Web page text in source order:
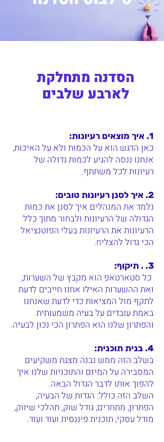
הסדנה מתחלקת
לארבע שלבים
1. איך מוצאים רעיונות:
כאן הדגש הוא על הכמות ולא על האיכות,
אנחנו ננסה להגיע לכמות גדולה של
רעיונות לכל משתתף.
2. איך לסנן רעיונות טובים:
נלמד את המנהלים איך לסנן את כמות
הגדולה של הרעיונות ולבחור מתוך כלל
הרעיונות את הרעיונות בעלי הפוטנציאל
הכי גדול להצליח.
3. . תיקוף:
כל סטארטאפ הוא מקבץ של השערות,
ואת ההשערות האילו אחנו חייבים לדעת
לתקף מול המציאות כדי לדעת שאנחנו
באמת עובדים על בעיה משמעותית
והפתרון שלנו הוא הפתרון הכי נכון לבעיה.
4. בנית תוכנית:
בשלב הזה ממש נבנה מצגת משקיעים
המסבירה על המיזם והתוכניות שלנו איך
להפוך אותו לדבר הגדול הבאה.
השלב הזה כולל: הגדות של הבעיה,
הפתרון, מתחרים, גודל שוק, תהלכי שיווק,
מודל עסקי, תוכנית פיננסית ועוד ועוד.